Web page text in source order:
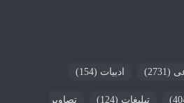
(2731) ادبیات (154)
تبلیغات (124) تصاویر